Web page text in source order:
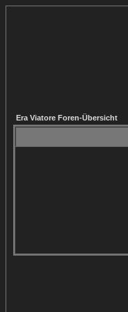
Era Viatore Foren-Übersicht